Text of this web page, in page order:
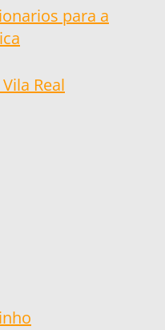
para a
Real